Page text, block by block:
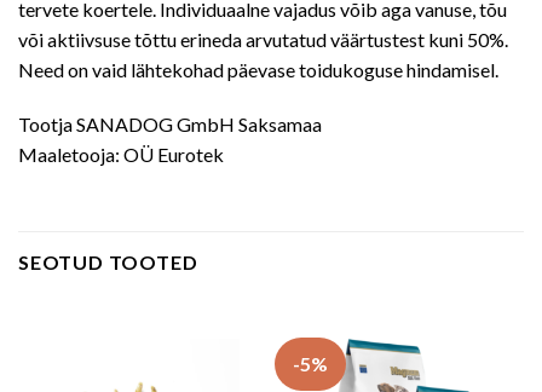
tervete koertele. Individuaalne vajadus võib aga vanuse, tõu
või aktiivsuse tõttu erineda arvutatud väärtustest kuni 50%.
Need on vaid lähtekohad päevase toidukoguse hindamisel.
Tootja SANADOG GmbH Saksamaa
Maaletooja: OÜ Eurotek
SEOTUD TOOTED
-5%